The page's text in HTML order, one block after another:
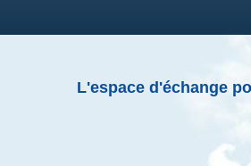
L'espace d'échange